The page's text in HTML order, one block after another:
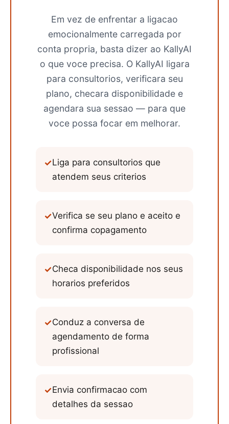
Em vez de enfrentar a ligacao
emocionalmente carregada por
conta propria, basta dizer ao KallyAI
o que voce precisa. O KallyAI ligara
para consultorios, verificara seu
plano, checara disponibilidade e
agendara sua sessao — para que
voce possa focar em melhorar.
✓Liga para consultorios que
atendem seus criterios
✓Verifica se seu plano e aceito e
confirma copagamento
✓Checa disponibilidade nos seus
horarios preferidos
✓Conduz a conversa de
agendamento de forma
profissional
✓Envia confirmacao com
detalhes da sessao